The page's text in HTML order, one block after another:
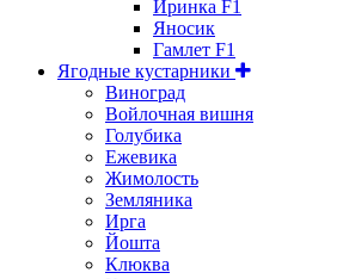
Иринка F1
Яносик
Гамлет F1
Ягодные кустарники
Виноград
Войлочная вишня
Голубика
Ежевика
Жимолость
Земляника
Ирга
Йошта
Клюква